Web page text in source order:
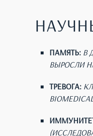
ПАМЯТЬ: В
ВЫРОСЛИ
ТРЕВОГА: